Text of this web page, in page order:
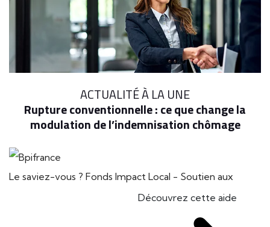
ACTUALITÉ À LA UNE
Rupture conventionnelle : ce que change la
modulation de l’indemnisation chômage
Le saviez-vous ? Fonds Impact Local - Soutien aux
Découvrez cette aide